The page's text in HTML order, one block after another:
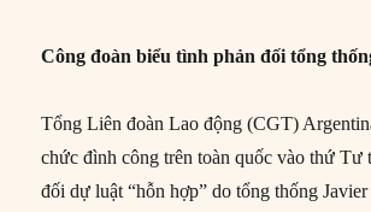
Công đoàn biểu tình phản đối tổng
Tổng Liên đoàn Lao động (CGT)
chức đình công trên toàn quốc vào thứ Tư
đối dự luật “hỗn hợp” do tổng thống